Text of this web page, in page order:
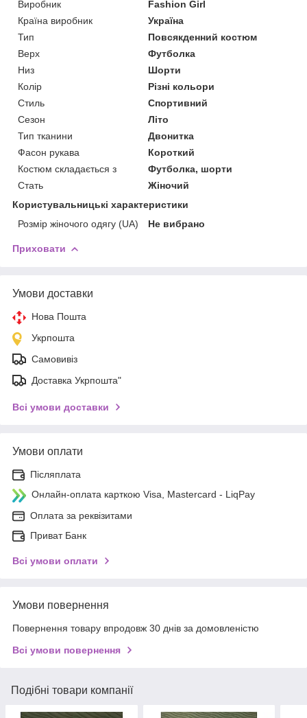
Виробник
Fashion Girl
Країна виробник
Україна
Тип
Повсякденний костюм
Верх
Футболка
Низ
Шорти
Колір
Різні кольори
Стиль
Спортивний
Сезон
Літо
Тип тканини
Двонитка
Фасон рукава
Короткий
Костюм складається з
Футболка, шорти
Стать
Жіночий
Користувальницькі характеристики
Розмір жіночого одягу (UA)
Не вибрано
Приховати
Умови доставки
Нова Пошта
Укрпошта
Самовивіз
Доставка Укрпошта"
Всі умови доставки
Умови оплати
Післяплата
Онлайн-оплата карткою Visa, Mastercard - LiqPay
Оплата за реквізитами
Приват Банк
Всі умови оплати
Умови повернення
Повернення товару впродовж 30 днів за домовленістю
Всі умови повернення
Подібні товари компанії